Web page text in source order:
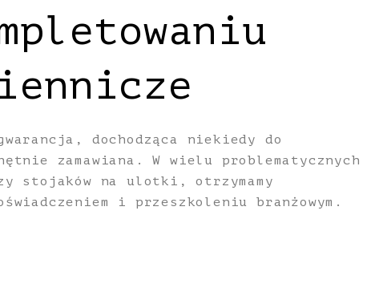
dochodząca niekiedy do
zamawiana. W wielu problematycznych
stojaków na ulotki, otrzymamy
i przeszkoleniu branżowym.